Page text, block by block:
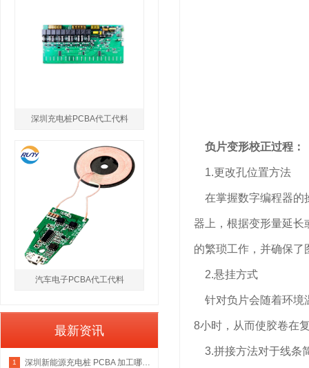
负片变形校正过程：
1.更改孔位置方法
在掌握数字编程器的
器上，根据变形量延长
的繁琐工作，并确保了
2.悬挂方式
针对负片会随着环境
8小时，从而使胶卷在
3.拼接方法对于线条
深圳充电桩PCBA代工代料
汽车电子PCBA代工代料
最新资讯
1 深圳新能源充电桩 PCBA 加工哪家好：2026 权威选型指南